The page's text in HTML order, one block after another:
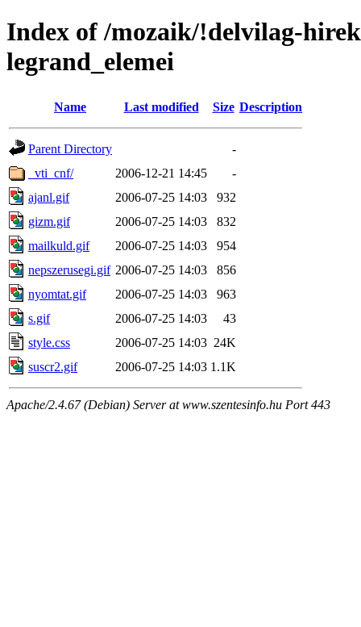
Index of /mozaik/!delvilag-
legrand_elemei
Name Last modified Size Description
Parent Directory
-
_vti_cnf/
2006-12-21 14:45
-
ajanl.gif
2006-07-25 14:03
932
gizm.gif
2006-07-25 14:03
832
mailkuld.gif
2006-07-25 14:03
954
nepszerusegi.gif 2006-07-25 14:03
856
nyomtat.gif
2006-07-25 14:03
963
s.gif
2006-07-25 14:03
43
style.css
2006-07-25 14:03 24K
suscr2.gif
2006-07-25 14:03 1.1K
Apache/2.4.67 (Debian) Server at www.szentesinfo.hu Port 443